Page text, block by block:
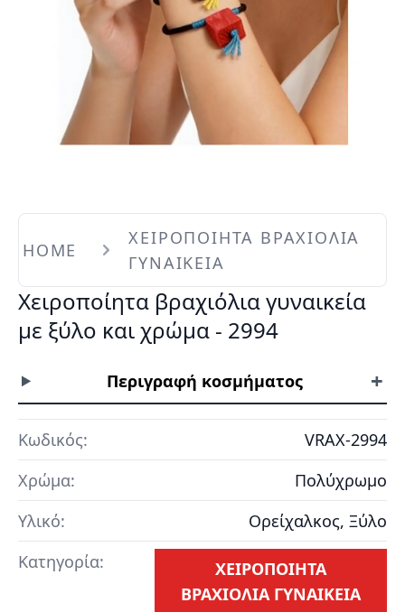
HOME
ΧΕΙΡΟΠΟΙΗΤΑ ΒΡΑΧΙΟΛΙΑ
ΓΥΝΑΙΚΕΙΑ
Χειροποίητα βραχιόλια γυναικεία
με ξύλο και χρώμα - 2994
Περιγραφή κοσμήματος +
Κωδικός:
VRAX-2994
Χρώμα:
Πολύχρωμο
Υλικό:
Ορείχαλκος, Ξύλο
Κατηγορία:
ΧΕΙΡΟΠΟΙΗΤΑ
ΒΡΑΧΙΟΛΙΑ ΓΥΝΑΙΚΕΙΑ